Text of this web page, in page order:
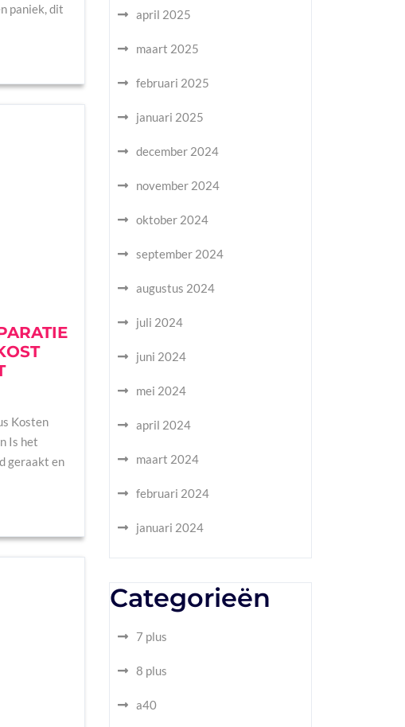
paniek, dit
Kosten
Is het
geraakt en
april 2025
maart 2025
februari 2025
januari 2025
december 2024
november 2024
oktober 2024
september 2024
augustus 2024
juli 2024
juni 2024
mei 2024
april 2024
maart 2024
februari 2024
januari 2024
Categorieën
7 plus
8 plus
a40